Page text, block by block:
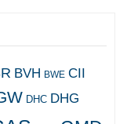
BVH BWE CII
DHC DHG